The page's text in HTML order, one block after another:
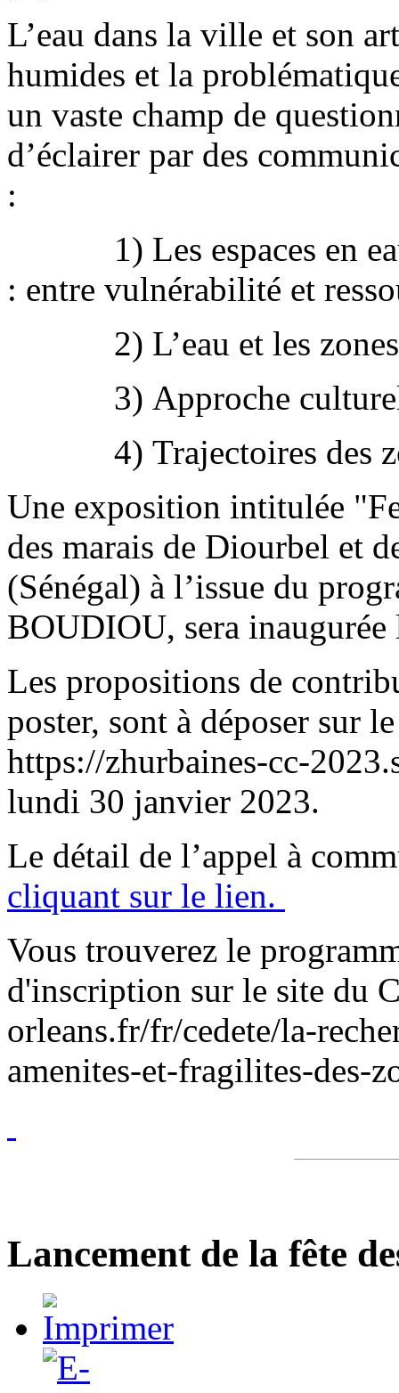
L’eau dans la ville et son
humides et la
un vaste champ de
d’éclairer par des
:
1) Les espaces en eau
: entre vulnérabilité et
2) L’eau et les zones
3) Approche culturelle
4) Trajectoires des
Une exposition intitulée
des marais de Diourbel et
(Sénégal) à l’issue du
BOUDIOU, sera
Les propositions de
poster, sont à déposer sur
https://zhurbaines-cc-
lundi 30 janvier 2023.
Le détail de l’appel à
cliquant sur le lien.
Vous trouverez le
d'inscription sur le site du
orleans.fr/fr/cedete/la-
amenites-et-fragilites-des-
Lancement de la fête